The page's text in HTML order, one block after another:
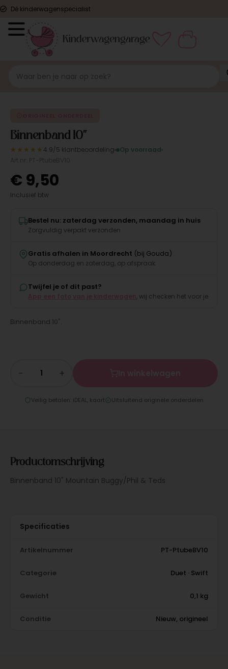
Dé kinderwagenspecialist
Binnenband 10"
★★★★★ 4.9/5 klantbeoordeling
Op voorraad
€ 9,50
Inclusief btw
Bestel nu: zaterdag verzonden, maandag in huis
Zorgvuldig verpakt verzonden
Gratis afhalen in Moordrecht (bij Gouda)
Op donderdag en zaterdag, op afspraak
Twijfel je of dit past?
, wij checken het voor je
Binnenband 10".
− +
Veilig betalen: iDEAL, kaart Uitsluitend originele onderdelen
Productomschrijving
Binnenband 10" Mountain Buggy/Phil & Teds
Specificaties
Artikelnummer PT-PtubeBV10
Categorie Duet · Swift
Gewicht 0,1 kg
Conditie Nieuw, origineel